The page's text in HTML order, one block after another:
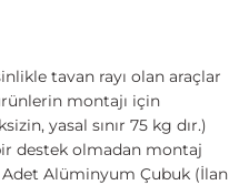
tavan rayı olan araçlar
montajı için
yasal sınır 75 kg dır.)
destek olmadan montaj
Adet Alüminyum Çubuk (İlan